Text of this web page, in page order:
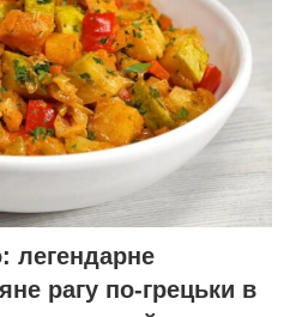
легендарне
рагу по-грецьки в